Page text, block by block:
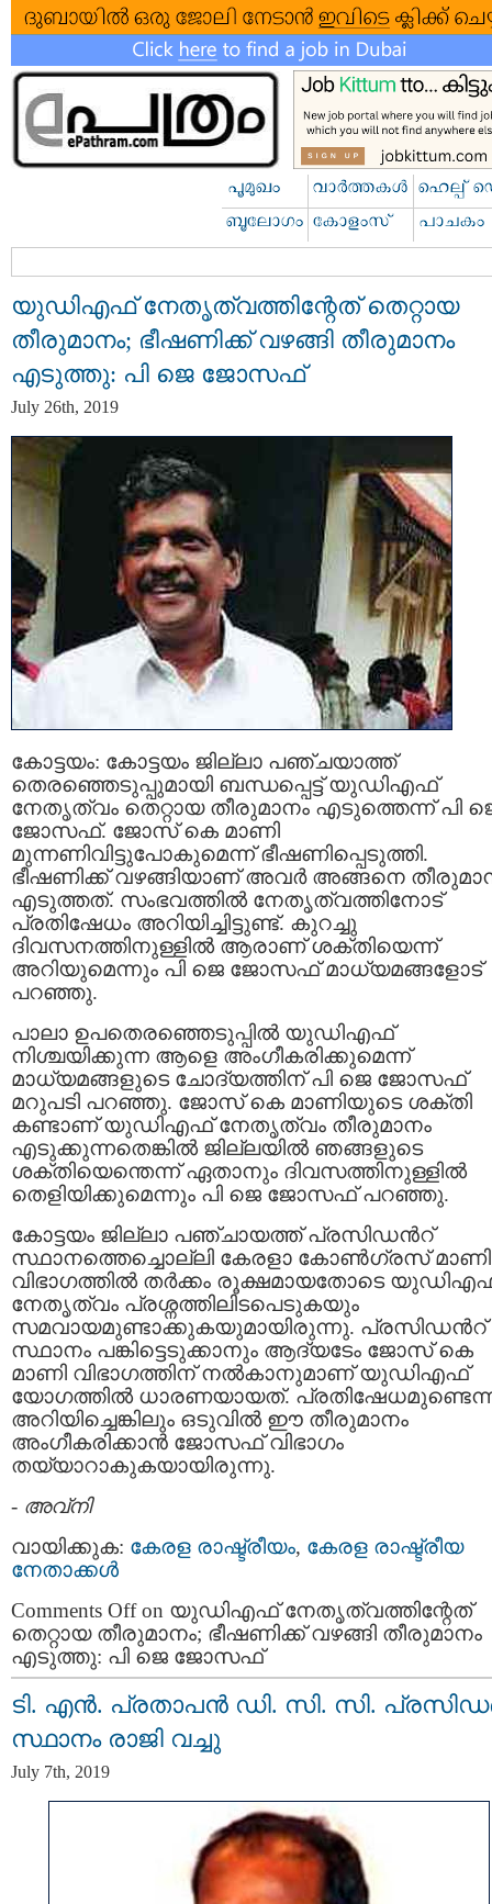
യുഡിഎഫ് നേതൃത്വത്തിന്റേത് തെറ്റായ
തീരുമാനം; ഭീഷണിക്ക് വഴങ്ങി തീരുമാനം
എടുത്തു: പി ജെ ജോസഫ്
July 26th, 2019
കോട്ടയം: കോട്ടയം ജില്ലാ പഞ്ചയാത്ത്
തെരഞ്ഞെടുപ്പുമായി ബന്ധപ്പെട്ട് യുഡിഎഫ്
നേതൃത്വം തെറ്റായ തീരുമാനം എടുത്തെന്ന് പി
ജോസഫ്. ജോസ് കെ മാണി
മുന്നണിവിട്ടുപോകുമെന്ന് ഭീഷണിപ്പെടുത്തി.
ഭീഷണിക്ക് വഴങ്ങിയാണ് അവർ അങ്ങനെ
എടുത്തത്. സംഭവത്തിൽ നേതൃത്വത്തിനോട്
പ്രതിഷേധം അറിയിച്ചിട്ടുണ്ട്. കുറച്ചു
ദിവസനത്തിനുള്ളിൽ ആരാണ് ശക്തിയെന്ന്
അറിയുമെന്നും പി ജെ ജോസഫ് മാധ്യമങ്ങളോട്
പറഞ്ഞു.
പാലാ ഉപതെരഞ്ഞെടുപ്പിൽ യുഡിഎഫ്
നിശ്ചയിക്കുന്ന ആളെ അംഗീകരിക്കുമെന്ന്
മാധ്യമങ്ങളുടെ ചോദ്യത്തിന് പി ജെ ജോസഫ്
മറുപടി പറഞ്ഞു. ജോസ് കെ മാണിയുടെ ശക്തി
കണ്ടാണ് യുഡിഎഫ് നേതൃത്വം തീരുമാനം
എടുക്കുന്നതെങ്കിൽ ജില്ലയിൽ ഞങ്ങളുടെ
ശക്തിയെന്തെന്ന് ഏതാനും ദിവസത്തിനുള്ളിൽ
തെളിയിക്കുമെന്നും പി ജെ ജോസഫ് പറഞ്ഞു.
കോട്ടയം ജില്ലാ പഞ്ചായത്ത് പ്രസിഡന്‍റ്
സ്ഥാനത്തെച്ചൊല്ലി കേരളാ കോണ്‍ഗ്രസ് മാണി
വിഭാഗത്തില്‍ തര്‍ക്കം രൂക്ഷമായതോടെ
നേതൃത്വം പ്രശ്നത്തിലിടപെടുകയും
സമവായമുണ്ടാക്കുകയുമായിരുന്നു. പ്രസിഡന്‍റ്
സ്ഥാനം പങ്കിട്ടെടുക്കാനും ആദ്യടേം ജോസ് കെ
മാണി വിഭാഗത്തിന് നല്‍കാനുമാണ് യുഡിഎഫ്
യോഗത്തില്‍ ധാരണയായത്.
അറിയിച്ചെങ്കിലും ഒടുവില്‍ ഈ തീരുമാനം
അംഗീകരിക്കാന്‍ ജോസഫ് വിഭാഗം
തയ്യാറാകുകയായിരുന്നു.
- അവ്നി
വായിക്കുക: കേരള രാഷ്ട്രീയം, കേരള രാഷ്ട്രീയ
നേതാക്കള്‍
Comments Offon യുഡിഎഫ് നേതൃത്വത്തിന്റേത്
തെറ്റായ തീരുമാനം; ഭീഷണിക്ക് വഴങ്ങി തീരുമാനം
എടുത്തു: പി ജെ ജോസഫ്
ടി. എൻ. പ്രതാപൻ ഡി. സി. സി.
സ്ഥാനം രാജി വച്ചു
July 7th, 2019